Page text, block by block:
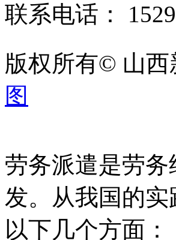
联系电话：
版权所有© 山
图
劳务派遣是劳
发。从我国的
以下几个方面